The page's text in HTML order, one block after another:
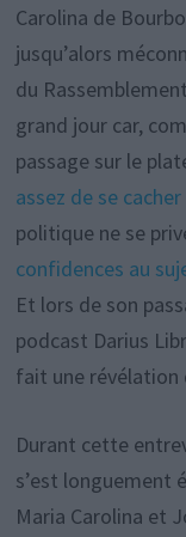
Carolina de
jusqu’alors
du
grand jour car,
passage sur le
assez de se cacher
politique ne se
confidences au
Et lors de son
podcast Darius
fait une révélation
Durant cette
s’est longuement
Maria Carolina et